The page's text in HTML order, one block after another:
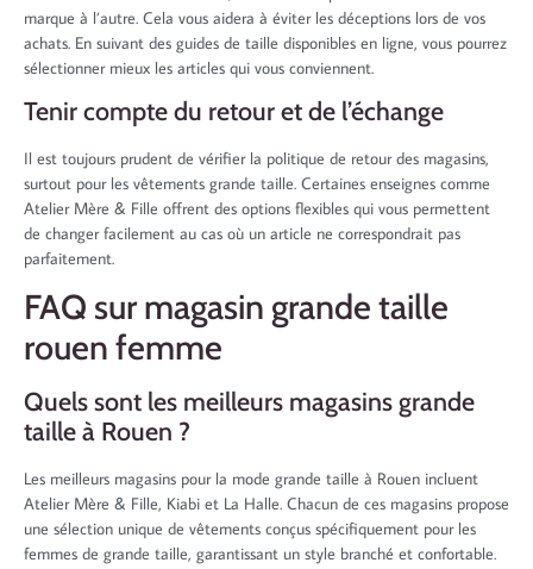
marque à l’autre. Cela vous aidera à éviter les déceptions lors de vos
achats. En suivant des guides de taille disponibles en ligne, vous pourrez
sélectionner mieux les articles qui vous conviennent.
Tenir compte du retour et de l’échange
Il est toujours prudent de vérifier la politique de retour des magasins,
surtout pour les vêtements grande taille. Certaines enseignes comme
Atelier Mère & Fille offrent des options flexibles qui vous permettent
de changer facilement au cas où un article ne correspondrait pas
parfaitement.
FAQ sur magasin grande taille
rouen femme
Quels sont les meilleurs magasins grande
taille à Rouen ?
Les meilleurs magasins pour la mode grande taille à Rouen incluent
Atelier Mère & Fille, Kiabi et La Halle. Chacun de ces magasins propose
une sélection unique de vêtements conçus spécifiquement pour les
femmes de grande taille, garantissant un style branché et confortable.